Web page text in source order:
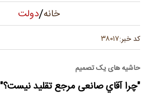
خانه/دولت
کد خبر:۳۸۰۱۷
حاشیه های یک تصمیم
"چرا آقاي صانعی مرجع تقلید نیست؟"